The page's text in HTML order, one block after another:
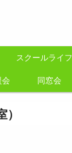
スクールライフ
会 同窓会